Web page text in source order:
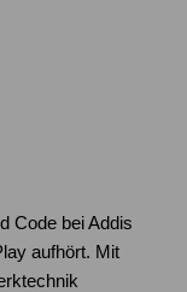
Code bei Addis
aufhört. Mit